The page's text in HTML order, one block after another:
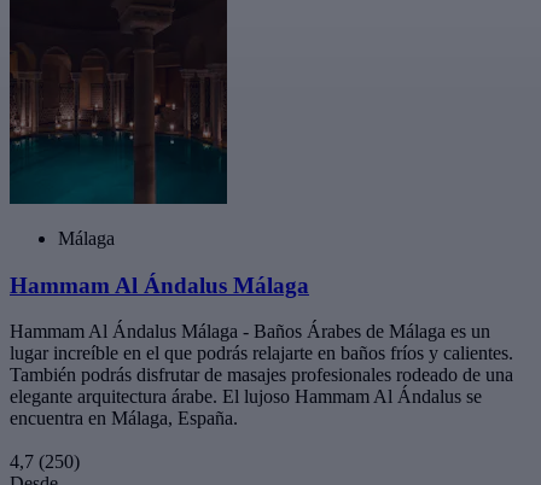
Málaga
Hammam Al Ándalus Málaga
Hammam Al Ándalus Málaga - Baños Árabes de Málaga es un
lugar increíble en el que podrás relajarte en baños fríos y calientes.
También podrás disfrutar de masajes profesionales rodeado de una
elegante arquitectura árabe. El lujoso Hammam Al Ándalus se
encuentra en Málaga, España.
4,7 (250)